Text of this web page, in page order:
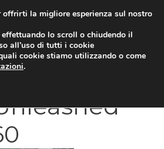
Speed
la migliore esperienza sul nostro
lo scroll o chiudendo il
all’uso di tutti i cookie
cookie stiamo utilizzando o come
.